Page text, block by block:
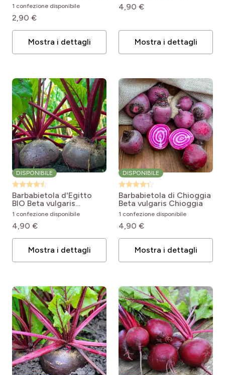
Luglio
Agosto
Settembre
(8)
Novembre (5)
Valeur nutritionnelle
Couleur
Très productif (1)
Uso ideale per
L'interno (4)
1 confezione disponibile
2,90 €
Mostra i dettagli
4,90 €
Mostra i dettagli
DISPONIBILE
Barbabietola d'Egitto
BIO Beta vulgaris
D'Egypte
1 confezione disponibile
4,90 €
Mostra i dettagli
DISPONIBILE
Barbabietola di Chioggia
Beta vulgaris Chioggia
1 confezione disponibile
4,90 €
Mostra i dettagli